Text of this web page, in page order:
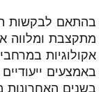
בהתאם לבקשות
מתקצבת ומלווה
אקולוגיות
באמצעים